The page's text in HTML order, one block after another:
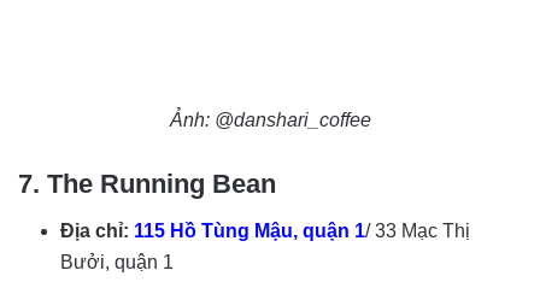
Ảnh: @danshari_coffee
7. The Running Bean
Địa chỉ: 115 Hồ Tùng Mậu, quận 1/ 33 Mạc Thị
Bưởi, quận 1